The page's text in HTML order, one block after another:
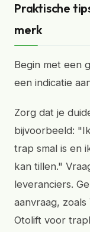
Praktische
merk
Begin met een
een indicatie
Zorg dat je
bijvoorbeeld:
trap smal is en
kan tillen."
leveranciers.
aanvraag,
Otolift voor